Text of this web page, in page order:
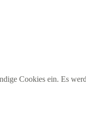
Cookies ein. Es